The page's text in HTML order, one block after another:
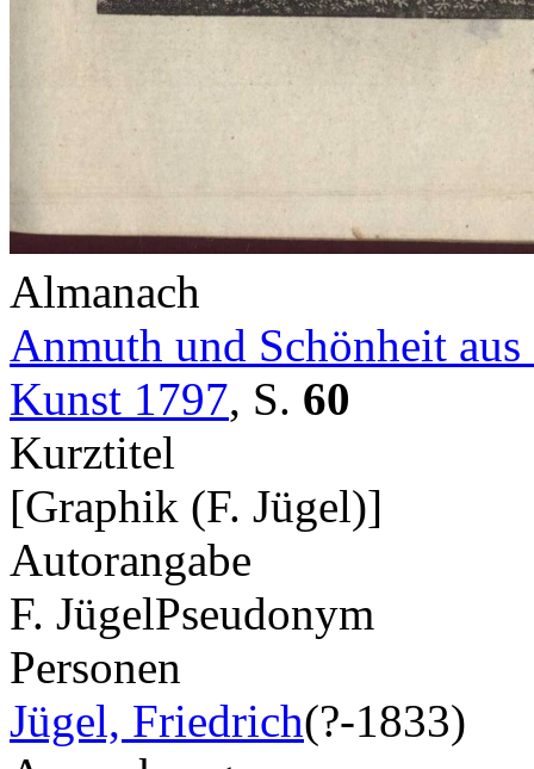
Almanach
Anmuth und Schönheit
Kunst 1797, S. 60
Kurztitel
[Graphik (F. Jügel)]
Autorangabe
F. JügelPseudonym
Personen
Jügel, Friedrich(?-1833)